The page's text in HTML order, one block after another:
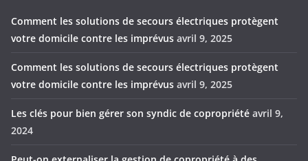
Comment les solutions de secours électriques protègent
votre domicile contre les imprévus avril 9, 2025
Comment les solutions de secours électriques protègent
votre domicile contre les imprévus avril 9, 2025
Les clés pour bien gérer son syndic de copropriété avril 9,
2024